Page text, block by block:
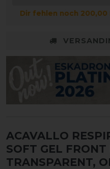
Dir fehlen noch 200,00
ACAVALLO
SOFT GEL FRONT
TRANSPARENT,